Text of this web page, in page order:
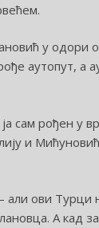
у одори
аутопут, а
сам рођен у
и
али ови
А кад